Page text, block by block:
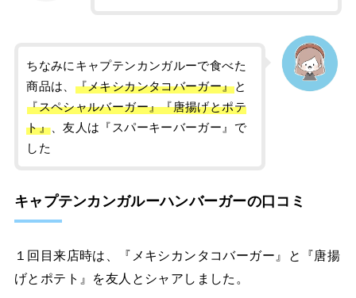
ちなみにキャプテンカンガルーで食べた
商品は、 『メキシカンタコバーガー』と
『スペシャルバーガー』『唐揚げとポテ
ト』、友人は『スパーキーバーガー』で
した
キャプテンカンガルーハンバーガーの口コミ
１回目来店時は、『メキシカンタコバーガー』と『唐揚
げとポテト』を友人とシャアしました。